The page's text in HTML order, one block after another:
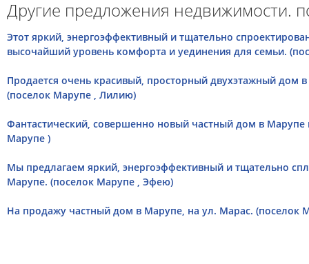
Другие предложения недвижимости.
Этот яркий, энергоэффективный и тщательно
высочайший уровень комфорта и уединения для семьи.
Продается очень красивый, просторный двухэтажный дом в
(поселок Марупе , Лилию)
Фантастический, совершенно новый частный дом в Марупе
Марупе )
Мы предлагаем яркий, энергоэффективный и тщательно
Марупе. (поселок Марупе , Эфею)
На продажу частный дом в Марупе, на ул. Марас. (поселок